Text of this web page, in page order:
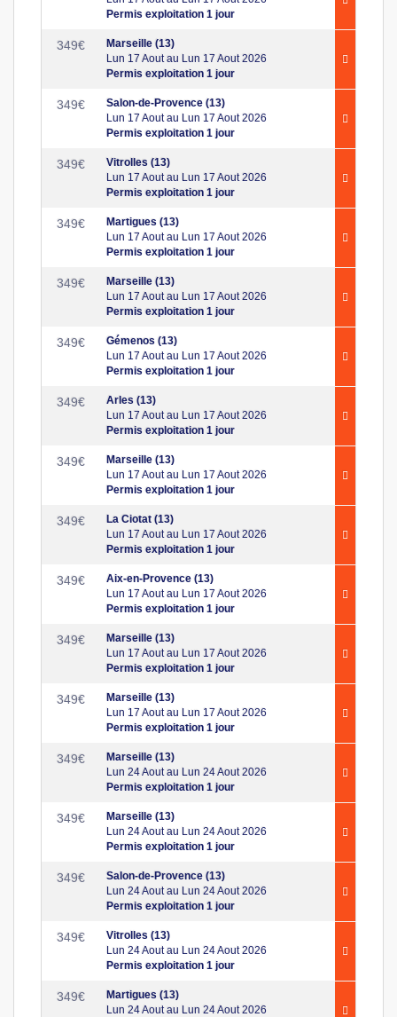
Permis exploitation 1 jour
349€
Marseille (13)
Lun 17 Aout au Lun 17 Aout 2026
Permis exploitation 1 jour
349€
Salon-de-Provence (13)
Lun 17 Aout au Lun 17 Aout 2026
Permis exploitation 1 jour
349€
Vitrolles (13)
Lun 17 Aout au Lun 17 Aout 2026
Permis exploitation 1 jour
349€
Martigues (13)
Lun 17 Aout au Lun 17 Aout 2026
Permis exploitation 1 jour
349€
Marseille (13)
Lun 17 Aout au Lun 17 Aout 2026
Permis exploitation 1 jour
349€
Gémenos (13)
Lun 17 Aout au Lun 17 Aout 2026
Permis exploitation 1 jour
349€
Arles (13)
Lun 17 Aout au Lun 17 Aout 2026
Permis exploitation 1 jour
349€
Marseille (13)
Lun 17 Aout au Lun 17 Aout 2026
Permis exploitation 1 jour
349€
La Ciotat (13)
Lun 17 Aout au Lun 17 Aout 2026
Permis exploitation 1 jour
349€
Aix-en-Provence (13)
Lun 17 Aout au Lun 17 Aout 2026
Permis exploitation 1 jour
349€
Marseille (13)
Lun 17 Aout au Lun 17 Aout 2026
Permis exploitation 1 jour
349€
Marseille (13)
Lun 17 Aout au Lun 17 Aout 2026
Permis exploitation 1 jour
349€
Marseille (13)
Lun 24 Aout au Lun 24 Aout 2026
Permis exploitation 1 jour
349€
Marseille (13)
Lun 24 Aout au Lun 24 Aout 2026
Permis exploitation 1 jour
349€
Salon-de-Provence (13)
Lun 24 Aout au Lun 24 Aout 2026
Permis exploitation 1 jour
349€
Vitrolles (13)
Lun 24 Aout au Lun 24 Aout 2026
Permis exploitation 1 jour
349€
Martigues (13)
Lun 24 Aout au Lun 24 Aout 2026